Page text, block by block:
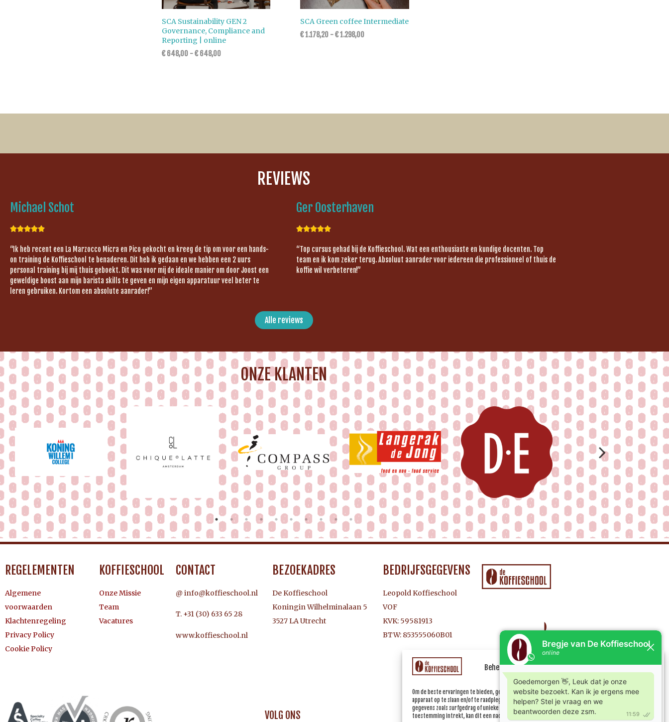
Beheer uw cookie toestemming
Om de beste ervaringen te bieden, gebruiken wij technologieën zoals cookies om informatie over je
apparaat op te slaan en/of te raadplegen. Door in te stemmen met deze technologieën kunnen wij
gegevens zoals surfgedrag of unieke ID's op deze site verwerken. Als je geen toestemming geeft of uw
toestemming intrekt, kan dit een nadelige invloed hebben op bepaalde functies en mogelijkheden.
SCA Sustainability GEN 2
Governance, Compliance and
Reporting | online
€648,00 -€648,00
SCA Green coffee Intermediate
€1.178,20 -€1.298,00
REVIEWS
Michael Schot

“Ik heb recent een La Marzocco Micra en Pico gekocht en kreeg de tip om voor een hands-
on training de Koffieschool te benaderen. Dit heb ik gedaan en we hebben een 2 uurs
personal training bij mij thuis geboekt. Dit was voor mij de ideale manier om door Joost een
geweldige boost aan mijn barista skills te geven en mijn eigen apparatuur veel beter te
leren gebruiken. Kortom een absolute aanrader!”
Ger Oosterhaven

“Top cursus gehad bij de Koffieschool. Wat een enthousiaste en kundige docenten. Top
team en ik kom zeker terug. Absoluut aanrader voor iedereen die professioneel of thuis de
koffie wil verbeteren!”
Alle reviews
ONZE KLANTEN
REGELEMENTEN
Algemene
voorwaarden
Klachtenregeling
Privacy Policy
Cookie Policy
KOFFIESCHOOL
Onze Missie
Team
Vacatures
CONTACT
@ info@koffieschool.nl
T. +31 (30) 633 65 28
www.koffieschool.nl
BEZOEKADRES
De Koffieschool
Koningin Wilhelminalaan 5
3527 LA Utrecht
BEDRIJFSGEGEVENS
Leopold Koffieschool
VOF
KVK: 59581913
BTW: 853555060B01
VOLG ONS